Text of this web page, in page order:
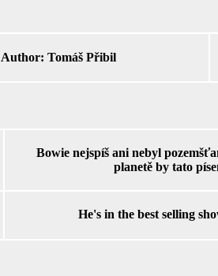
Author: Tomáš Přibil
Bowie nejspíš ani nebyl
planetě by tato
He's in the best selling